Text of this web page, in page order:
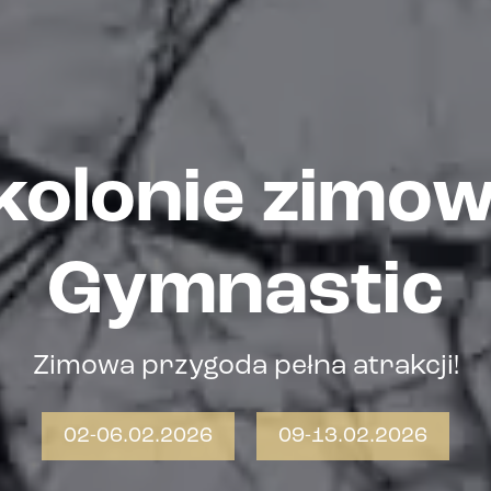
Gymnastic
Zimowa przygoda pełna atrakcji!
02-06.02.2026 09-13.02.2026